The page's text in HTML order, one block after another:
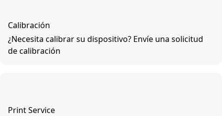
Calibración
¿Necesita calibrar su dispositivo? Envíe una solicitud
de calibración
Print Service